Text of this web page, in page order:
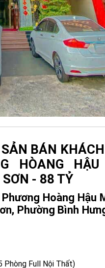
BÁN
HÒANG
SƠN - 88 TỶ
Hoàng Hậu
Phường Bình
Phòng Full Nội Thất)